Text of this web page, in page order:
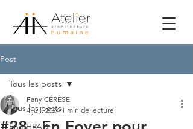
Post
Tous les posts
En EHPAD
Tous les posts
Fany CÉRÈSE
4 juil. 2024 1 min de lecture